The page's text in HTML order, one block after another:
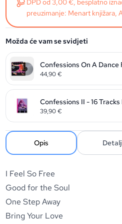
DPD od 3,00 €, besplatno
preuzimanje: Menart knjižara,
Možda će vam se svidjeti
Confessions On A Dance
44,90€
Confessions II - 16
39,90€
Opis
I Feel So Free
Good for the Soul
One Step Away
Bring Your Love